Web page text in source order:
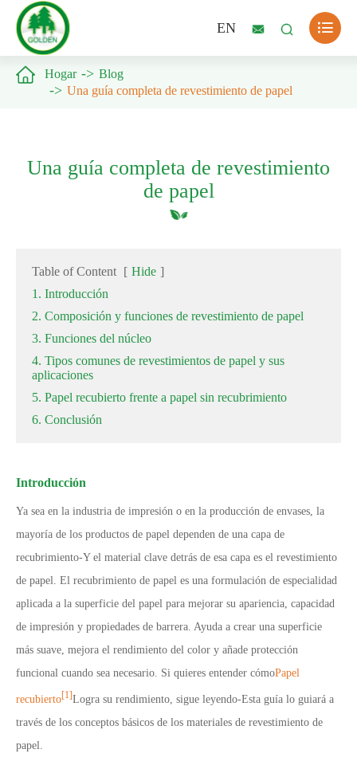
EN   
 Hogar
Blog
Una guía completa de revestimiento de papel
Una guía completa de revestimiento
de papel
Table of Content [ Hide ]
1. Introducción
2. Composición y funciones de revestimiento de papel
3. Funciones del núcleo
4. Tipos comunes de revestimientos de papel y sus
aplicaciones
5. Papel recubierto frente a papel sin recubrimiento
6. Conclusión
Introducción
Ya sea en la industria de impresión o en la producción de envases, la
mayoría de los productos de papel dependen de una capa de
recubrimiento-Y el material clave detrás de esa capa es el revestimiento
de papel. El recubrimiento de papel es una formulación de especialidad
aplicada a la superficie del papel para mejorar su apariencia, capacidad
de impresión y propiedades de barrera. Ayuda a crear una superficie
más suave, mejora el rendimiento del color y añade protección
funcional cuando sea necesario. Si quieres entender cómoPapel
recubierto[1]Logra su rendimiento, sigue leyendo-Esta guía lo guiará a
través de los conceptos básicos de los materiales de revestimiento de
papel.